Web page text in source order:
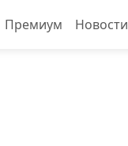
Премиум Новости